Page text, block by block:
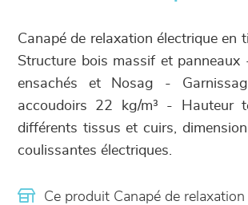
Canapé de relaxation électrique
Structure bois massif et panneaux
ensachés et Nosag -
accoudoirs 22 kg/m³ - Hauteur
différents tissus et cuirs,
coulissantes électriques.
Ce produit Canapé de